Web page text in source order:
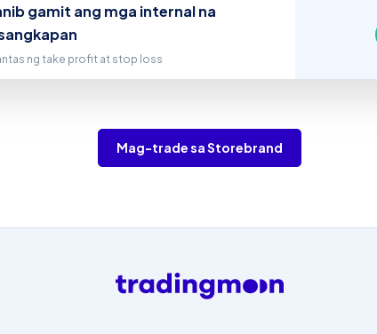
gamit ang mga internal na
ng take profit at stop loss
Mag-trade sa Storebrand